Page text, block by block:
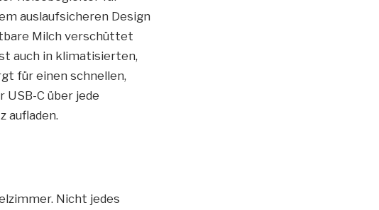
auslaufsicheren Design
Milch verschüttet
auch in klimatisierten,
für einen schnellen,
C über jede
aufladen.
Nicht jedes